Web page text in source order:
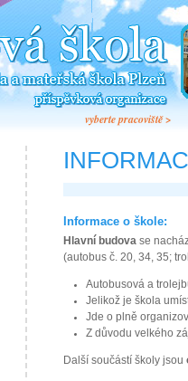
vyberte pracoviště >
Informace o škole:
Hlavní budova se
(autobus č. 20, 34, 35;
Autobusová a
Jelikož je škola
Jde o plně
Z důvodu velkého
Další součástí školy jsou